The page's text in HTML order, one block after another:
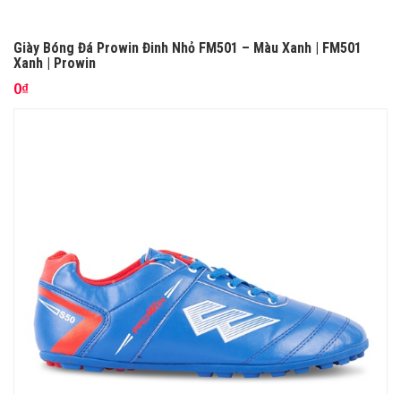
Giày Bóng Đá Prowin Đinh Nhỏ FM501 – Màu Xanh | FM501
Xanh | Prowin
0₫